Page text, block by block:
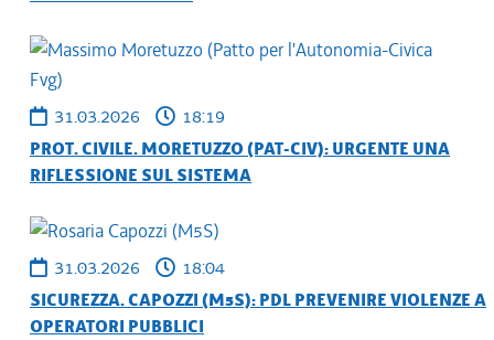
31.03.2026 18:19
PROT. CIVILE. MORETUZZO (PAT-CIV): URGENTE UNA
RIFLESSIONE SUL SISTEMA
31.03.2026 18:04
SICUREZZA. CAPOZZI (M5S): PDL PREVENIRE VIOLENZE A
OPERATORI PUBBLICI